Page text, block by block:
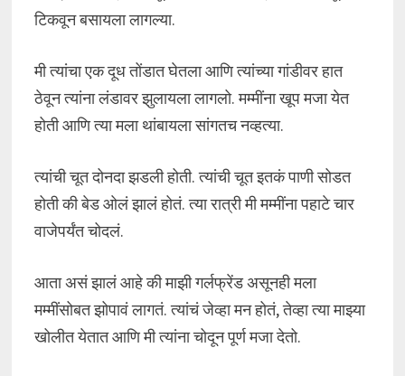
टिकवून बसायला लागल्या.
मी त्यांचा एक दूध तोंडात घेतला आणि त्यांच्या गांडीवर हात
ठेवून त्यांना लंडावर झुलायला लागलो. मम्मींना खूप मजा येत
होती आणि त्या मला थांबायला सांगतच नव्हत्या.
त्यांची चूत दोनदा झडली होती. त्यांची चूत इतकं पाणी सोडत
होती की बेड ओलं झालं होतं. त्या रात्री मी मम्मींना पहाटे चार
वाजेपर्यंत चोदलं.
आता असं झालं आहे की माझी गर्लफ्रेंड असूनही मला
मम्मींसोबत झोपावं लागतं. त्यांचं जेव्हा मन होतं, तेव्हा त्या माझ्या
खोलीत येतात आणि मी त्यांना चोदून पूर्ण मजा देतो.